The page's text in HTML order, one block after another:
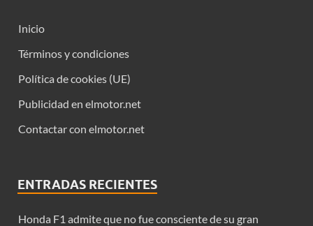
Inicio
Términos y condiciones
Política de cookies (UE)
Publicidad en elmotor.net
Contactar con elmotor.net
ENTRADAS RECIENTES
Honda F1 admite que no fue consciente de su gran